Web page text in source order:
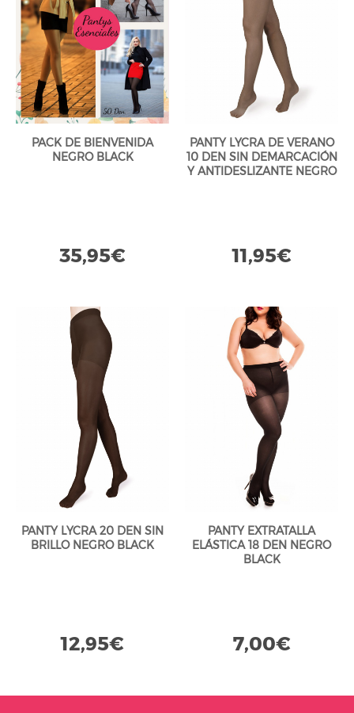
PACK DE BIENVENIDA
NEGRO BLACK
35,95€
PANTY LYCRA DE VERANO
10 DEN SIN DEMARCACIÓN
Y ANTIDESLIZANTE NEGRO
11,95€
PANTY LYCRA 20 DEN SIN
BRILLO NEGRO BLACK
12,95€
PANTY EXTRATALLA
ELÁSTICA 18 DEN NEGRO
BLACK
7,00€